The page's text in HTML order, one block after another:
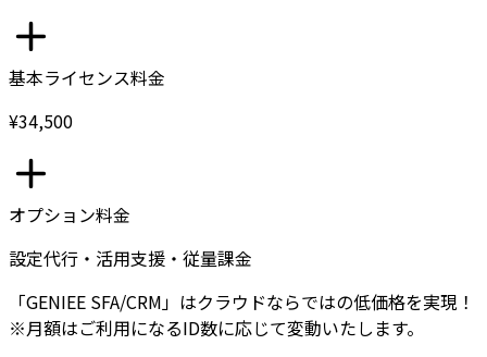
基本ライセンス料金
¥34,500
オプション料金
設定代行・活用支援・従量課金
「GENIEE SFA/CRM」はクラウドならではの低価格を実現！
※月額はご利用になるID数に応じて変動いたします。